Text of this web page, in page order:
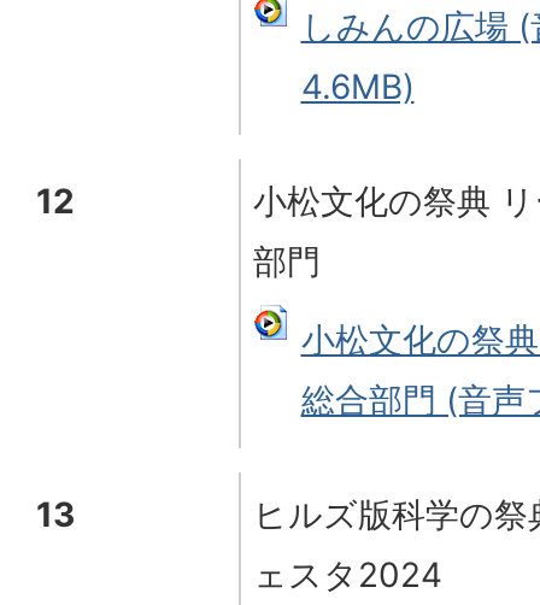
しみんの広場
4.6MB)
12
小松文化の祭典
部門
小松文化の祭
総合部門 (音声
13
ヒルズ版科学の
ェスタ2024